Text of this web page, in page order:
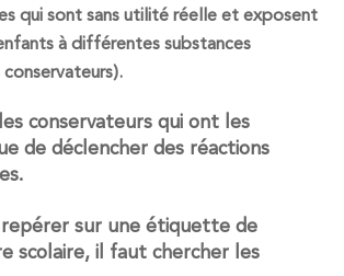
qui sont sans utilité réelle et exposent
à différentes substances
conservateurs qui ont les
de déclencher des réactions
repérer sur une étiquette de
scolaire, il faut chercher les